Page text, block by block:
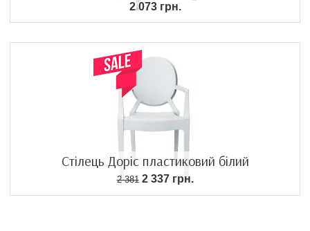
2 073 грн.
Стілець Доріс пластиковий білий
2 3812 337 грн.